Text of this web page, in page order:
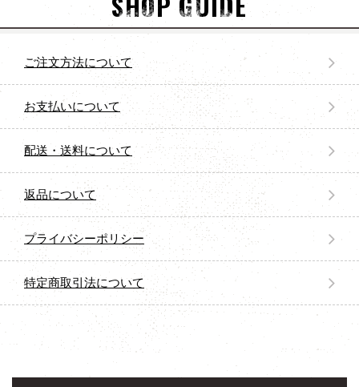
ご注文方法について
お支払いについて
配送・送料について
返品について
プライバシーポリシー
特定商取引法について